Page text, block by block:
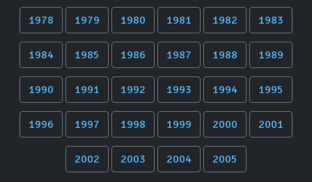
1978 1979 1980 1981 1982 1983
1984 1985 1986 1987 1988 1989
1990 1991 1992 1993 1994 1995
1996 1997 1998 1999 2000 2001
2002 2003 2004 2005